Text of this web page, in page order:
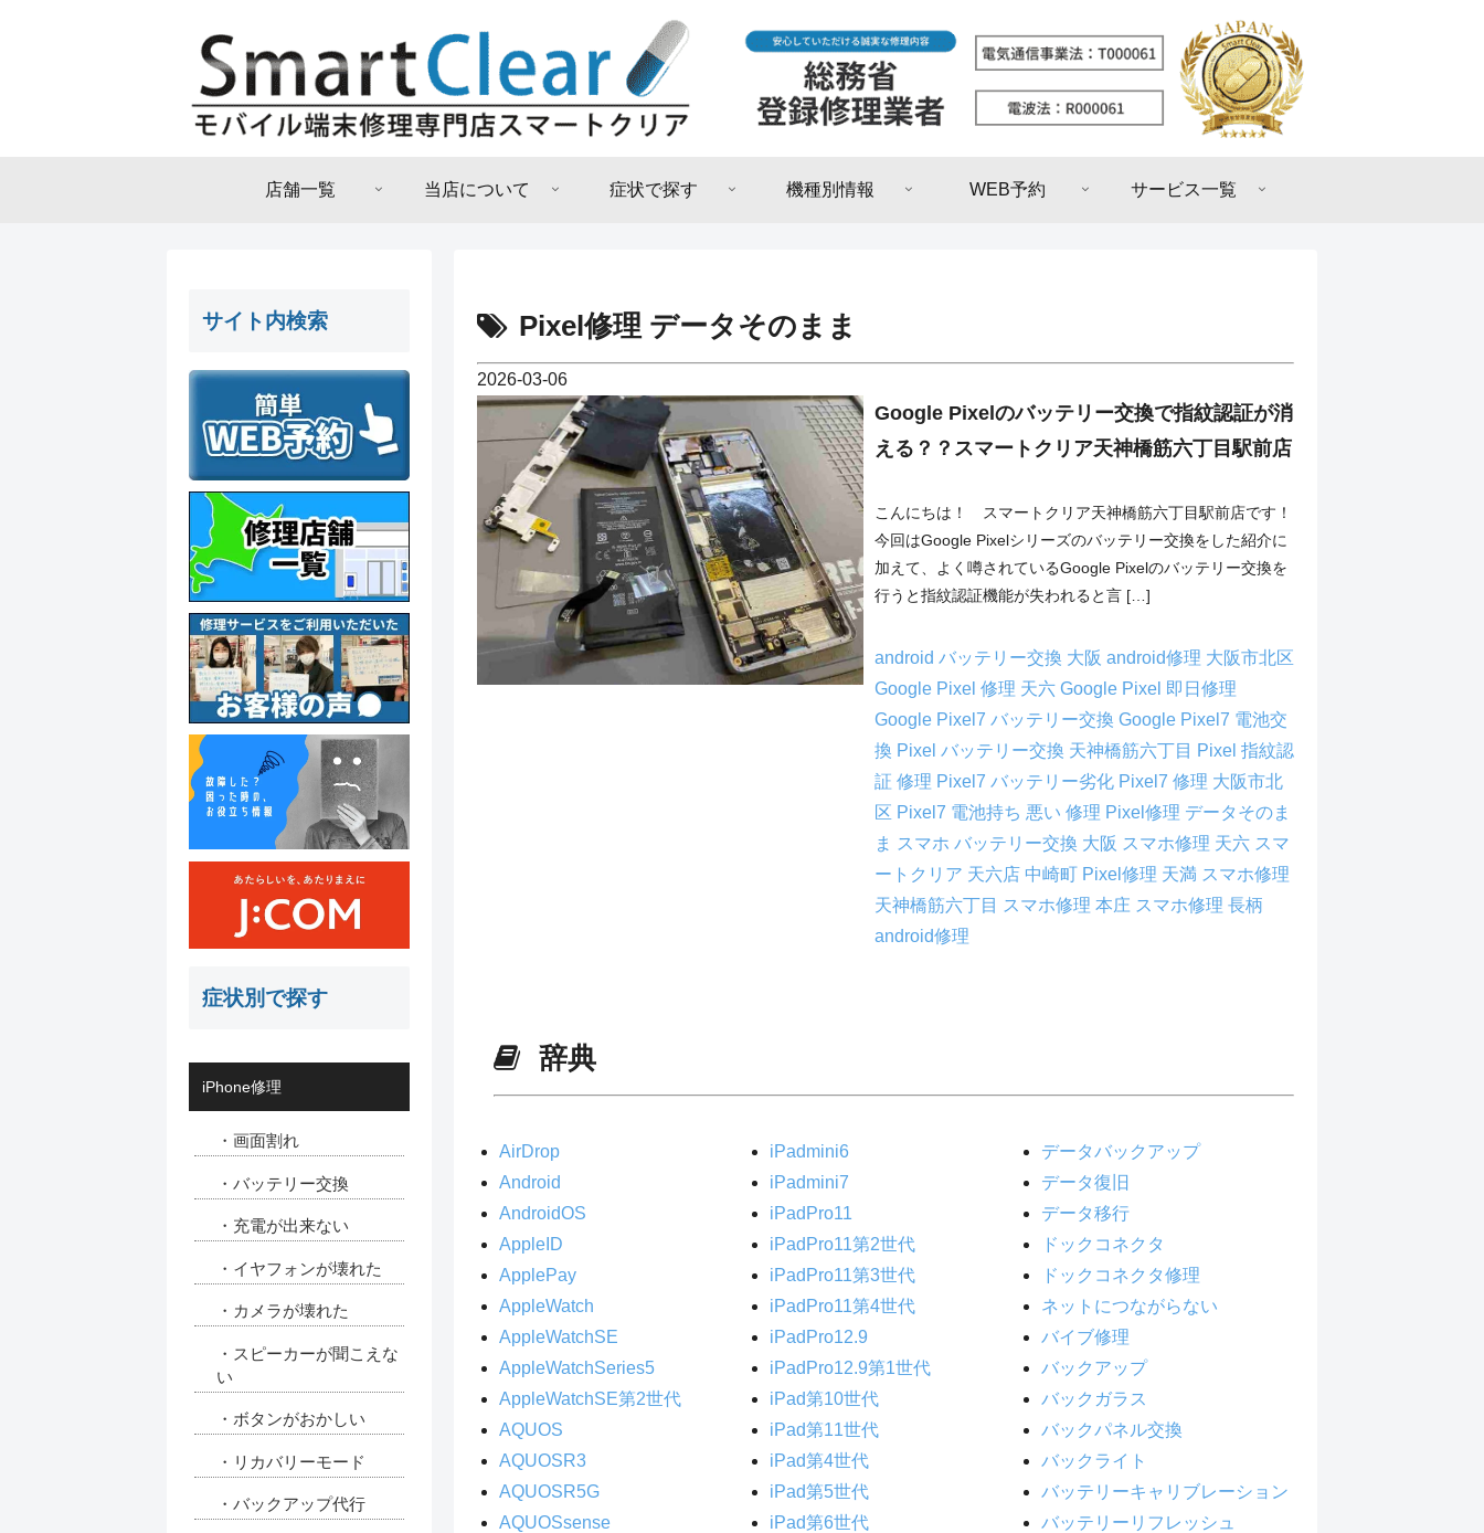
店舗一覧 当店について 症状で探す 機種別情報 WEB予約 サービス一覧
Pixel修理 データそのまま
2026-03-06
Google Pixelのバッテリー交換で指紋認証が消
える？？スマートクリア天神橋筋六丁目駅前店
こんにちは！ スマートクリア天神橋筋六丁目駅前店です！
今回はGoogle Pixelシリーズのバッテリー交換をした紹介に
加えて、よく噂されているGoogle Pixelのバッテリー交換を
行うと指紋認証機能が失われると言 […]
android バッテリー交換 大阪 android修理 大阪市北区
Google Pixel 修理 天六 Google Pixel 即日修理
Google Pixel7 バッテリー交換 Google Pixel7 電池交
換 Pixel バッテリー交換 天神橋筋六丁目 Pixel 指紋認
証 修理 Pixel7 バッテリー劣化 Pixel7 修理 大阪市北
区 Pixel7 電池持ち 悪い 修理 Pixel修理 データそのま
ま スマホ バッテリー交換 大阪 スマホ修理 天六 スマ
ートクリア 天六店 中崎町 Pixel修理 天満 スマホ修理
天神橋筋六丁目 スマホ修理 本庄 スマホ修理 長柄
android修理
辞典
AirDrop
Android
AndroidOS
AppleID
ApplePay
AppleWatch
AppleWatchSE
AppleWatchSeries5
AppleWatchSE第2世代
AQUOS
AQUOSR3
AQUOSR5G
AQUOSsense
iPadmini6
iPadmini7
iPadPro11
iPadPro11第2世代
iPadPro11第3世代
iPadPro11第4世代
iPadPro12.9
iPadPro12.9第1世代
iPad第10世代
iPad第11世代
iPad第4世代
iPad第5世代
iPad第6世代
データバックアップ
データ復旧
データ移行
ドックコネクタ
ドックコネクタ修理
ネットにつながらない
バイブ修理
バックアップ
バックガラス
バックパネル交換
バックライト
バッテリーキャリブレーション
バッテリーリフレッシュ
サイト内検索
症状別で探す
iPhone修理
・画面割れ
・バッテリー交換
・充電が出来ない
・イヤフォンが壊れた
・カメラが壊れた
・スピーカーが聞こえな
い
・ボタンがおかしい
・リカバリーモード
・バックアップ代行